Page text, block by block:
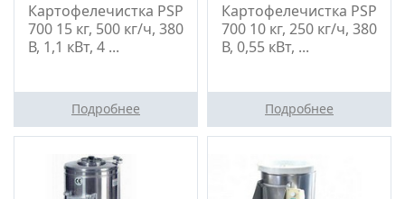
Картофелечистка PSP
700 15 кг, 500 кг/ч, 380
В, 1,1 кВт, 4 ...
Подробнее
Картофелечистка PSP
700 10 кг, 250 кг/ч, 380
В, 0,55 кВт, ...
Подробнее